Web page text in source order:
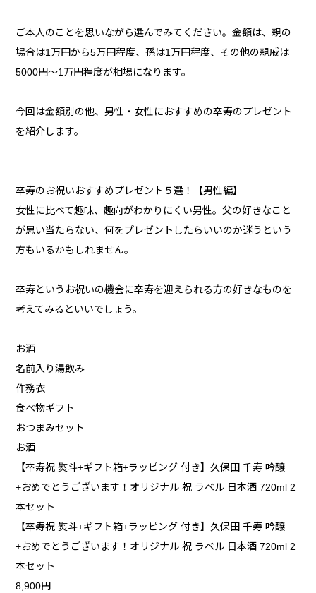
ご本人のことを思いながら選んでみてください。金額は、親の
場合は1万円から5万円程度、孫は1万円程度、その他の親戚は
5000円〜1万円程度が相場になります。
今回は金額別の他、男性・女性におすすめの卒寿のプレゼント
を紹介します。
卒寿のお祝いおすすめプレゼント５選！【男性編】
女性に比べて趣味、趣向がわかりにくい男性。父の好きなこと
が思い当たらない、何をプレゼントしたらいいのか迷うという
方もいるかもしれません。
卒寿というお祝いの機会に卒寿を迎えられる方の好きなものを
考えてみるといいでしょう。
お酒
名前入り湯飲み
作務衣
食べ物ギフト
おつまみセット
お酒
【卒寿祝 熨斗+ギフト箱+ラッピング 付き】久保田 千寿 吟醸
+おめでとうございます！オリジナル 祝 ラベル 日本酒 720ml 2
本セット
【卒寿祝 熨斗+ギフト箱+ラッピング 付き】久保田 千寿 吟醸
+おめでとうございます！オリジナル 祝 ラベル 日本酒 720ml 2
本セット
8,900円